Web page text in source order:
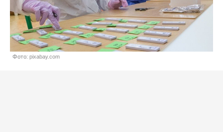
Фото: pixabay.com